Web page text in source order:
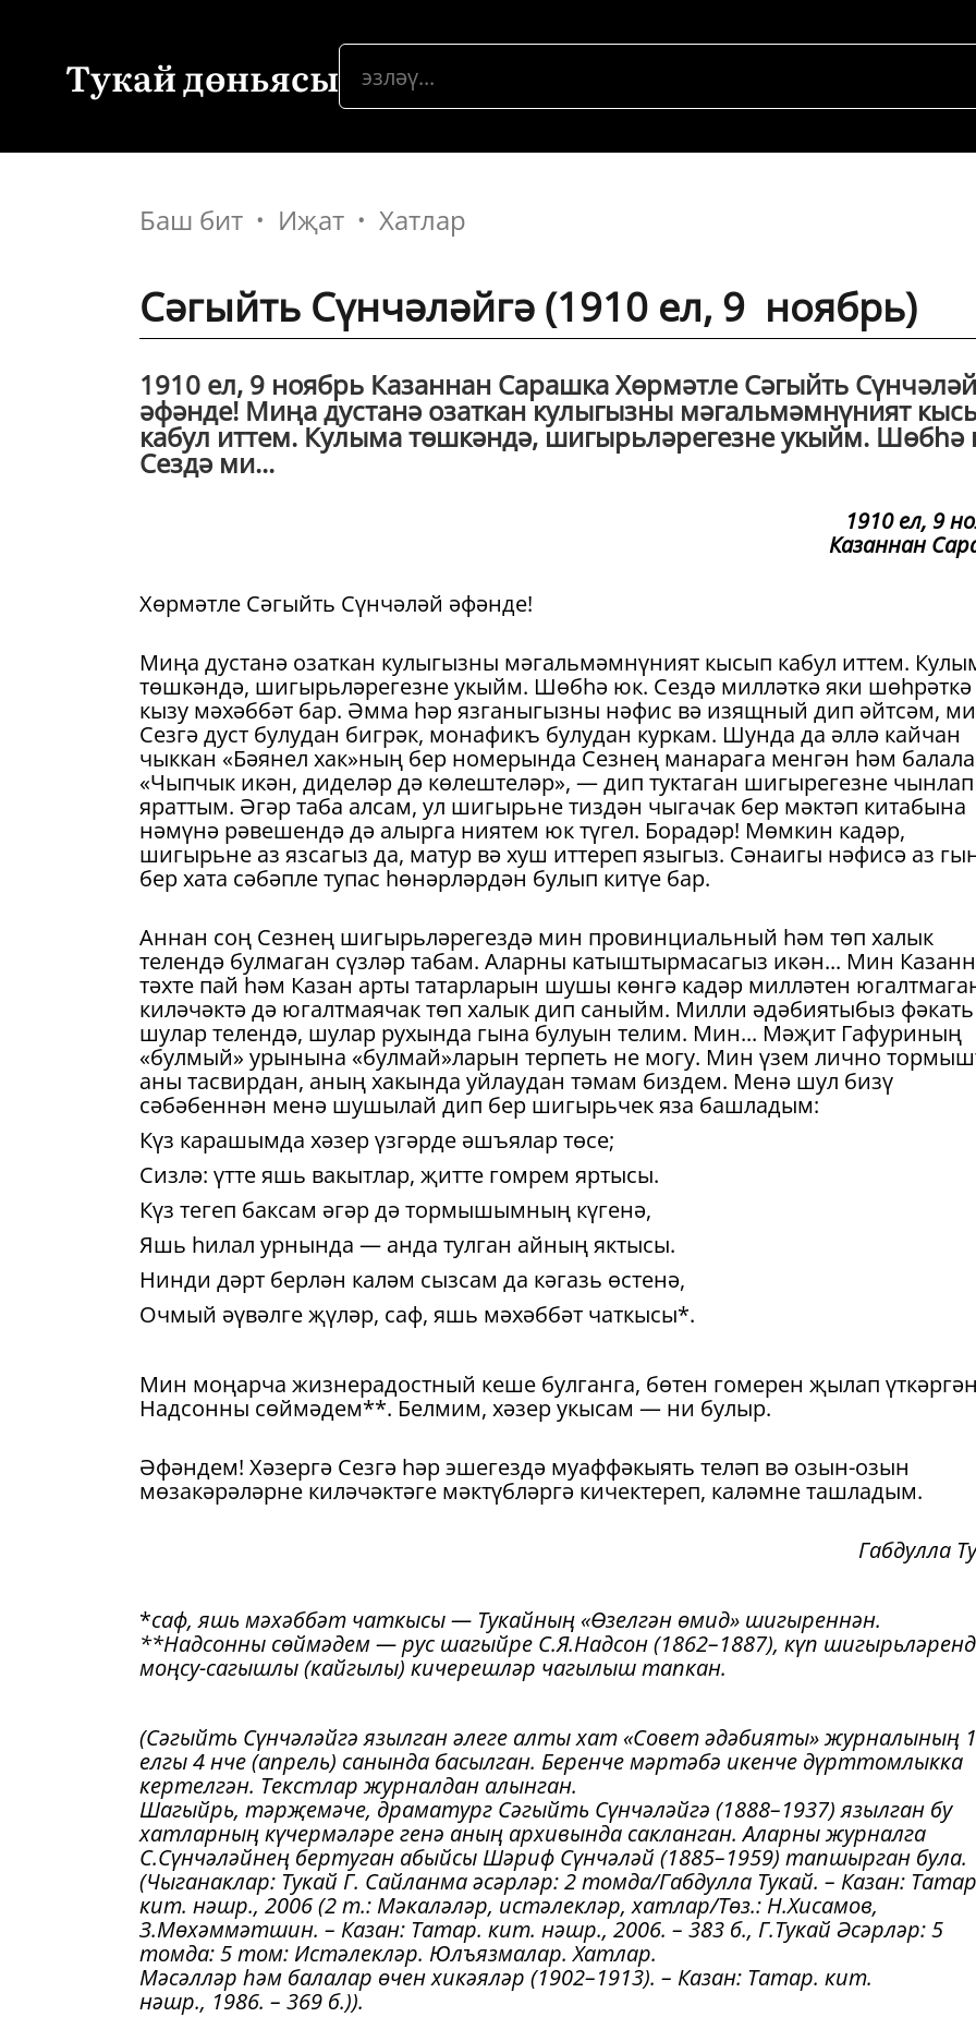
Тукай дөньясы
Баш бит Иҗат Хатлар
Сәгыйть Сүнчәләйгә (1910 ел, 9 ноябрь)
1910 ел, 9 ноябрь Казаннан Сарашка Хөрмәтле Сәгыйть Сүнчәләй
әфәнде! Миңа дустанә озаткан кулыгызны мәгальмәмнүният
кабул иттем. Кулыма төшкәндә, шигырьләрегезне укыйм. Шөбһә
Сездә ми...
1910 ел, 9
Казаннан
Хөрмәтле Сәгыйть Сүнчәләй әфәнде!
Миңа дустанә озаткан кулыгызны мәгальмәмнүният кысып кабул иттем.
төшкәндә, шигырьләрегезне укыйм. Шөбһә юк. Сездә милләткә яки
кызу мәхәббәт бар. Әмма һәр язганыгызны нәфис вә изящный дип әйтсәм,
Сезгә дуст булудан бигрәк, монафикъ булудан куркам. Шунда да әллә кайчан
чыккан «Бәянел хак»ның бер номерында Сезнең манарага менгән һәм
«Чыпчык икән, диделәр дә көлештеләр», — дип туктаган шигырегезне чынлап
яраттым. Әгәр таба алсам, ул шигырьне тиздән чыгачак бер мәктәп китабына
нәмүнә рәвешендә дә алырга ниятем юк түгел. Борадәр! Мөмкин кадәр,
шигырьне аз язсагыз да, матур вә хуш иттереп языгыз. Сәнаигы нәфисә аз
бер хата сәбәпле тупас һөнәрләрдән булып китүе бар.
Аннан соң Сезнең шигырьләрегездә мин провинциальный һәм төп халык
телендә булмаган сүзләр табам. Аларны катыштырмасагыз икән... Мин
тәхте пай һәм Казан арты татарларын шушы көнгә кадәр милләтен
киләчәктә дә югалтмаячак төп халык дип саныйм. Милли әдәбиятыбыз фәкать
шулар телендә, шулар рухында гына булуын телим. Мин... Мәҗит Гафуриның
«булмый» урынына «булмай»ларын терпеть не могу. Мин үзем лично
аны тасвирдан, аның хакында уйлаудан тәмам биздем. Менә шул бизү
сәбәбеннән менә шушылай дип бер шигырьчек яза башладым:
Күз карашымда хәзер үзгәрде әшъялар төсе;
Сизлә: үтте яшь вакытлар, җитте гомрем яртысы.
Күз тегеп баксам әгәр дә тормышымның күгенә,
Яшь һилал урнында — анда тулган айның яктысы.
Нинди дәрт берлән каләм сызсам да кәгазь өстенә,
Очмый әүвәлге җүләр, саф, яшь мәхәббәт чаткысы*.
Мин моңарча жизнерадостный кеше булганга, бөтен гомерен җылап үткәргән
Надсонны сөймәдем**. Белмим, хәзер укысам — ни булыр.
Әфәндем! Хәзергә Сезгә һәр эшегездә муаффәкыять теләп вә озын-озын
мөзакәрәләрне киләчәктәге мәктүбләргә кичектереп, каләмне ташладым.
Габдулла
*саф, яшь мәхәббәт чаткысы — Тукайның «Өзелгән өмид» шигыреннән.
**Надсонны сөймәдем — рус шагыйре С.Я.Надсон (1862–1887), күп
моңсу-сагышлы (кайгылы) кичерешләр чагылыш тапкан.
(Сәгыйть Сүнчәләйгә язылган әлеге алты хат «Совет әдәбияты» журналының
елгы 4 нче (апрель) санында басылган. Беренче мәртәбә икенче дүрттомлыкка
кертелгән. Текстлар журналдан алынган.
Шагыйрь, тәрҗемәче, драматург Сәгыйть Сүнчәләйгә (1888–1937) язылган бу
хатларның күчермәләре генә аның архивында сакланган. Аларны журналга
С.Сүнчәләйнең бертуган абыйсы Шәриф Сүнчәләй (1885–1959) тапшырган була.
(Чыганаклар: Тукай Г. Сайланма әсәрләр: 2 томда/Габдулла Тукай. – Казан:
кит. нәшр., 2006 (2 т.: Мәкаләләр, истәлекләр, хатлар/Төз.: Н.Хисамов,
З.Мөхәммәтшин. – Казан: Татар. кит. нәшр., 2006. – 383 б., Г.Тукай Әсәрләр: 5
томда: 5 том: Истәлекләр. Юлъязмалар. Хатлар.
Мәсәлләр һәм балалар өчен хикәяләр (1902–1913). – Казан: Татар. кит.
нәшр., 1986. – 369 б.)).